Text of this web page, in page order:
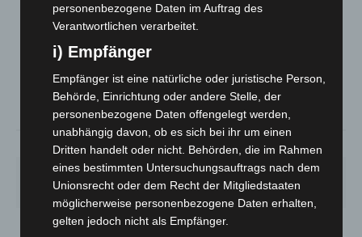
LANGENHAGEN
19.7° C
18.8°
58% 3.1m/s 98%
FR.
21°
SA.
27°
SO.
33°
MO.
29°
DI.
24
personenbezogene Daten im Auftrag des
Verantwortlichen verarbeitet.
i) Empfänger
Empfänger ist eine natürliche oder juristische Person,
Behörde, Einrichtung oder andere Stelle, der
personenbezogene Daten offengelegt werden,
unabhängig davon, ob es sich bei ihr um einen
Dritten handelt oder nicht. Behörden, die im Rahmen
eines bestimmten Untersuchungsauftrags nach dem
Unionsrecht oder dem Recht der Mitgliedstaaten
möglicherweise personenbezogene Daten erhalten,
gelten jedoch nicht als Empfänger.